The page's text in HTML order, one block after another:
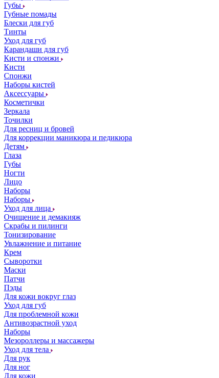
Губы
Губные помады
Блески для губ
Тинты
Уход для губ
Карандаши для губ
Кисти и спонжи
Кисти
Спонжи
Наборы кистей
Аксессуары
Косметички
Зеркала
Точилки
Для ресниц и бровей
Для коррекции маникюра и педикюра
Детям
Глаза
Губы
Ногти
Лицо
Наборы
Наборы
Уход для лица
Очищение и демакияж
Скрабы и пилинги
Тонизирование
Увлажнение и питание
Крем
Сыворотки
Маски
Патчи
Пэды
Для кожи вокруг глаз
Уход для губ
Для проблемной кожи
Антивозрастной уход
Наборы
Мезороллеры и массажеры
Уход для тела
Для рук
Для ног
Для кожи